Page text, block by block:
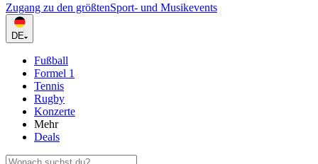
Zugang zu den größtenSport- und Musikevents
DE
Fußball
Formel 1
Tennis
Rugby
Konzerte
Mehr
Deals